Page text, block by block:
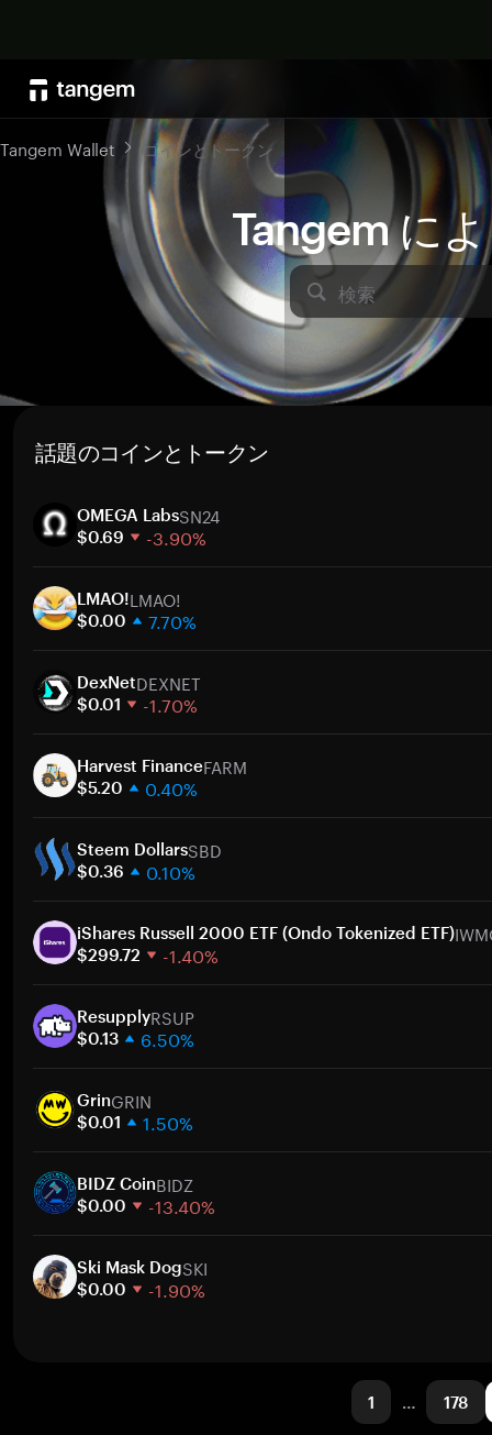
Tangem に
検索
Tangem Wallet コインとトークン
話題のコインとトークン
OMEGA LabsSN24
$0.69 -3.90%
30日間
時価総額
LMAO!LMAO!
$0.00 7.70%
30日間
時価総額
DexNetDEXNET
$0.01 -1.70%
30日間
時価総額
Harvest FinanceFARM
$5.20 0.40%
30日間
時価総額
Steem DollarsSBD
$0.36 0.10%
30日間
時価総額
iShares Russell 2000 ETF (Ondo Tokenized ETF)
$299.72 -1.40%
30日間
時価総額
ResupplyRSUP
$0.13 6.50%
30日間
時価総額
GrinGRIN
$0.01 1.50%
30日間
時価総額
BIDZ CoinBIDZ
$0.00 -13.40%
30日間
時価総額
Ski Mask DogSKI
$0.00 -1.90%
1 … 178